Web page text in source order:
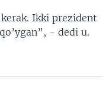
Ikki prezident
- dedi u.